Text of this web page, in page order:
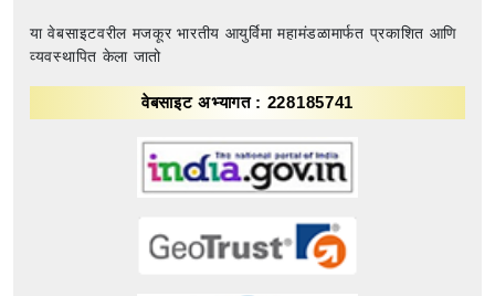
या वेबसाइटवरील मजकूर भारतीय आयुर्विमा महामंडळामार्फत प्रकाशित आणि
व्यवस्थापित केला जातो
वेबसाइट अभ्यागत : 228185741